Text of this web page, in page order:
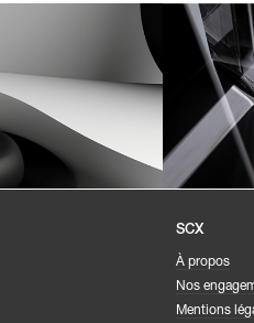
SCX
À propos
Nos
Mentions